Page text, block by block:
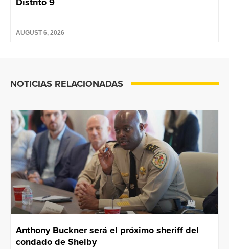
AUGUST 6, 2026
NOTICIAS RELACIONADAS
Anthony Buckner será el próximo sheriff del
condado de Shelby